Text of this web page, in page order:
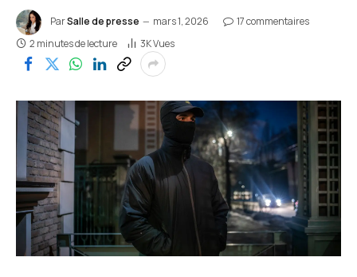
ParSalle de presse mars 1, 2026
17 commentaires
2 minutes de lecture
3KVues